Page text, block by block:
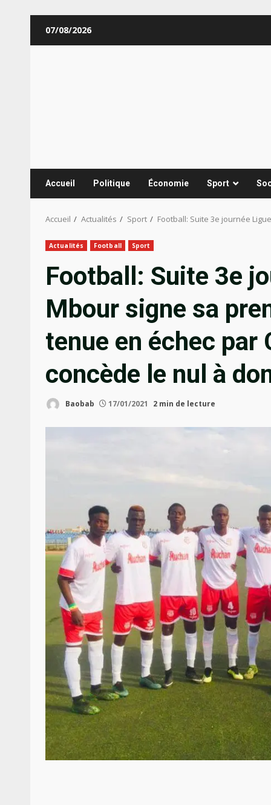
07/08/2026
Accueil Politique Économie Sport
Accueil Actualités Sport Football: Suite 3e journée
Actualités Football Sport
Football: Suite 3e
Mbour signe sa
tenue en échec par
concède le nul à
Baobab 17/01/2021 2 min de lecture